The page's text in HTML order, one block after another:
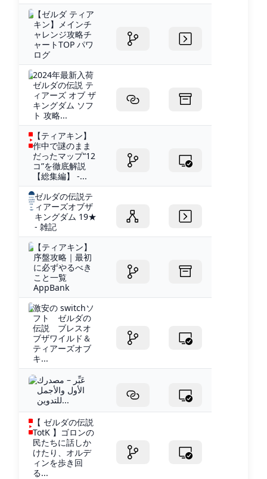
【ゼルダ ティア
キン】メインチ
ャレンジ攻略チ
ャートTOP パワ
ログ
2024年最新入荷
ゼルダの伝説 テ
ィアーズ オブ ザ
キングダム ソフ
ト 攻略...
【ティアキン】
作中で謎のまま
だったマップ“12
コ”を徹底解説
【総集編】 -...
ゼルダの伝説テ
ィアーズオブザ
キングダム 19★
- 雑記
【ティアキン】
序盤攻略｜最初
に必ずやるべき
こと一覧
AppBank
激安の switchソ
フト ゼルダの
伝説 ブレスオ
ブザワイルド＆
ティアーズオブ
キ...
عَبِّر – مصدرك
الأول والأجمل
للتدوين...
【 ゼルダの伝説
TotK 】ゴロンの
民たちに話しか
けたり、オルデ
ィンを歩き回
る...